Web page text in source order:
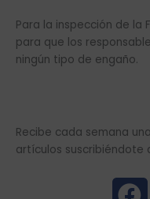
Para la inspección de la
para que los
ningún tipo de engaño.
Recibe cada semana
artículos suscribiéndote